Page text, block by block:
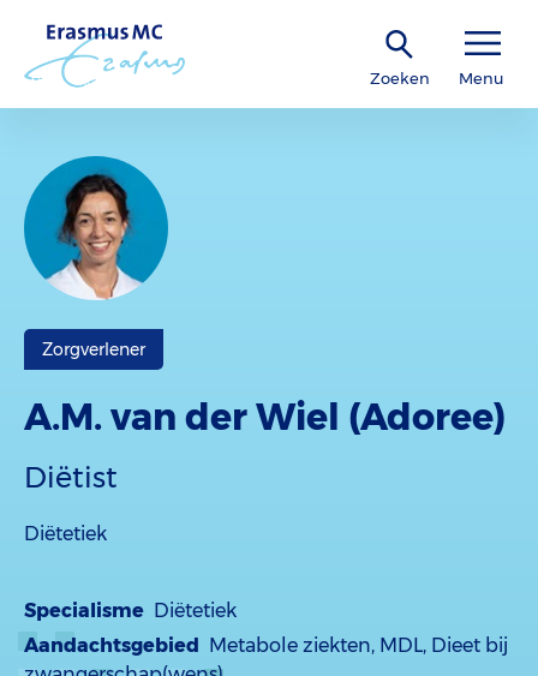
Zoeken Menu
Zorgverlener
A.M. van der Wiel (Adoree)
Diëtist
Diëtetiek
Specialisme Diëtetiek
Aandachtsgebied Metabole ziekten, MDL, Dieet bij